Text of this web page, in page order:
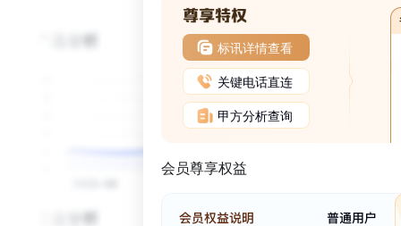
标讯详情查看
关键电话直连
甲方分析查询
会员尊享权益